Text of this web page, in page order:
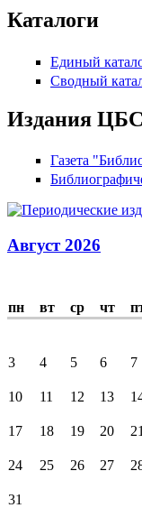
Каталоги
Единый
Сводный
Издания ЦБС
Газета
Август 2026
пн вт ср чт
3 4 5 6 7
10 11 12 13
17 18 19 20 21
24 25 26 27
31